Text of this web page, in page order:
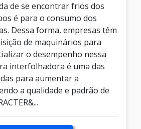
de se encontrar frios dos
é para o consumo dos
Dessa forma, empresas têm
de maquinários para
o desempenho nessa
interfolhadora é uma das
para aumentar a
a qualidade e padrão de